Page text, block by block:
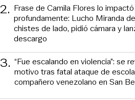
2. Frase de Camila Flores lo impactó
profundamente: Lucho Miranda
chistes de lado, pidió cámara y
descargo
3. “Fue escalando en violencia”: se
motivo tras fatal ataque de
compañero venezolano en San